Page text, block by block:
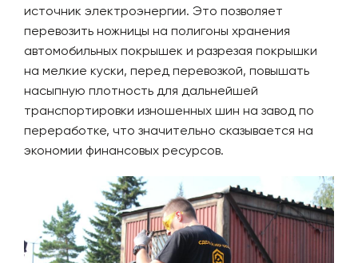
источник электроэнергии. Это позволяет
перевозить ножницы на полигоны хранения
автомобильных покрышек и разрезая покрышки
на мелкие куски, перед перевозкой, повышать
насыпную плотность для дальнейшей
транспортировки изношенных шин на завод по
переработке, что значительно сказывается на
экономии финансовых ресурсов.